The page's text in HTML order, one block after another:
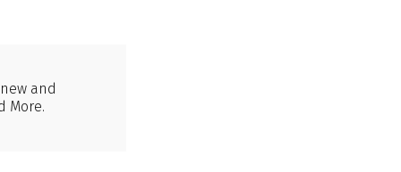
and
More.